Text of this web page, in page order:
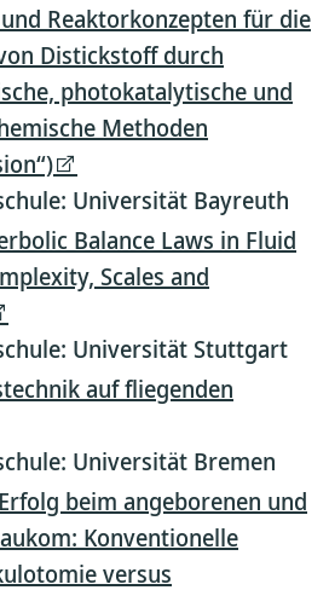
Reaktorkonzepten für die
Distickstoff durch
photokatalytische und
Methoden
Universität Bayreuth
Balance Laws in Fluid
Scales and
Universität Stuttgart
auf fliegenden
Universität Bremen
beim angeborenen und
Konventionelle
versus